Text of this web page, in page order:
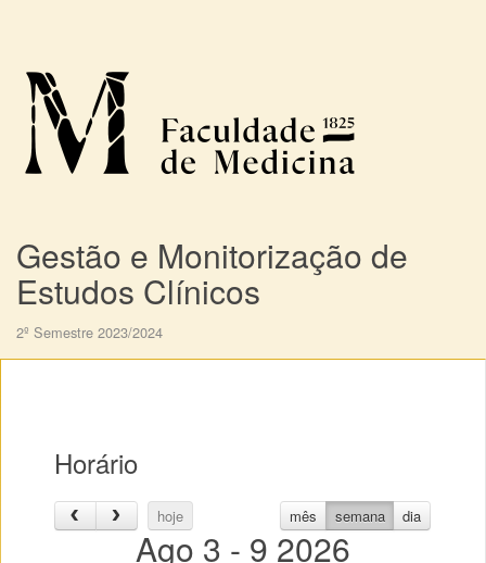
Gestão e Monitorização de
Estudos Clínicos
2º Semestre 2023/2024
Horário
hoje mês semana dia
Ago 3 - 9 2026